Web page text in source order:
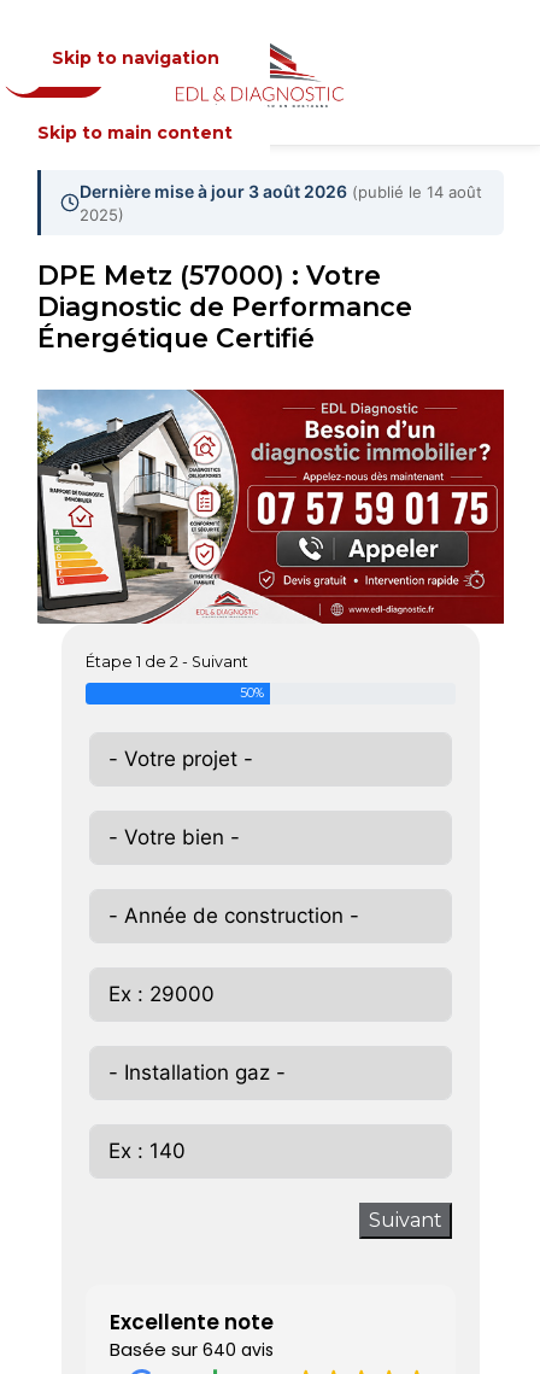
Skip to navigation
Skip to main content
MENU
Dernière mise à jour 3 août 2026 (publié le 14 août
2025)
DPE Metz (57000) : Votre
Diagnostic de Performance
Énergétique Certifié
Étape 1 de 2 - Suivant
50%
Suivant
Excellente note
Basée sur 640 avis